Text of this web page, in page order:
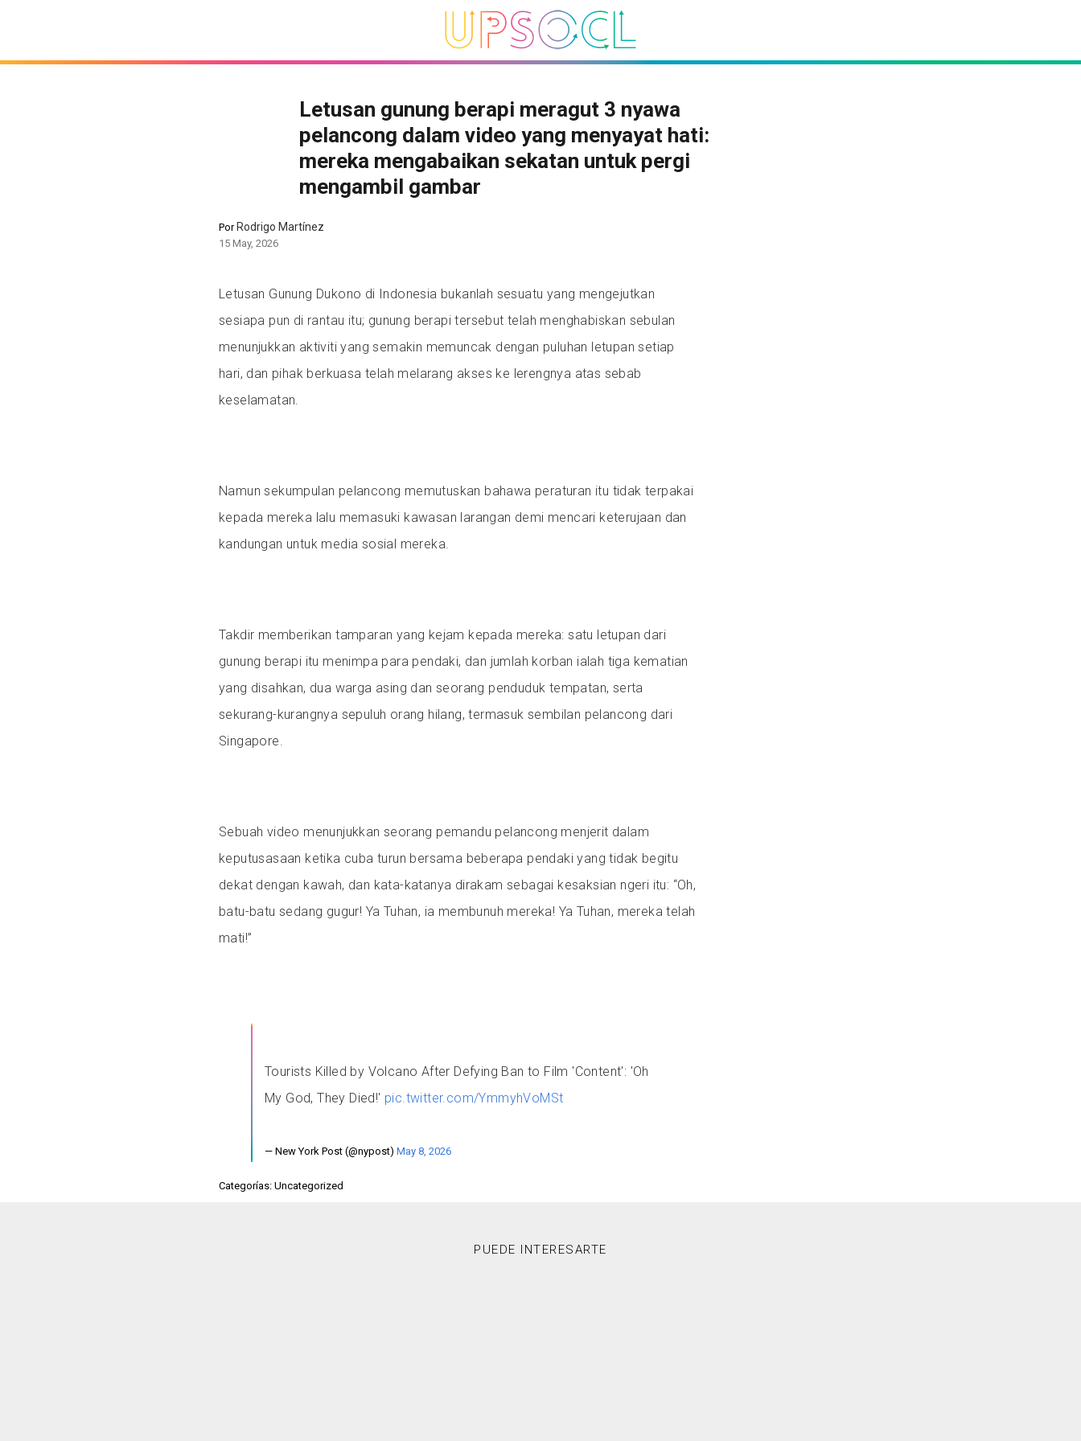
Letusan gunung berapi meragut 3 nyawa
pelancong dalam video yang menyayat hati:
mereka mengabaikan sekatan untuk pergi
mengambil gambar
PorRodrigo Martínez
15 May, 2026
Letusan Gunung Dukono di Indonesia bukanlah sesuatu yang mengejutkan
sesiapa pun di rantau itu; gunung berapi tersebut telah menghabiskan sebulan
menunjukkan aktiviti yang semakin memuncak dengan puluhan letupan setiap
hari, dan pihak berkuasa telah melarang akses ke lerengnya atas sebab
keselamatan.
Namun sekumpulan pelancong memutuskan bahawa peraturan itu tidak terpakai
kepada mereka lalu memasuki kawasan larangan demi mencari keterujaan dan
kandungan untuk media sosial mereka.
Takdir memberikan tamparan yang kejam kepada mereka: satu letupan dari
gunung berapi itu menimpa para pendaki, dan jumlah korban ialah tiga kematian
yang disahkan, dua warga asing dan seorang penduduk tempatan, serta
sekurang-kurangnya sepuluh orang hilang, termasuk sembilan pelancong dari
Singapore.
Sebuah video menunjukkan seorang pemandu pelancong menjerit dalam
keputusasaan ketika cuba turun bersama beberapa pendaki yang tidak begitu
dekat dengan kawah, dan kata-katanya dirakam sebagai kesaksian ngeri itu: “Oh,
batu-batu sedang gugur! Ya Tuhan, ia membunuh mereka! Ya Tuhan, mereka telah
mati!”
Tourists Killed by Volcano After Defying Ban to Film 'Content': 'Oh
My God, They Died!' pic.twitter.com/YmmyhVoMSt
— New York Post (@nypost) May 8, 2026
Categorías: Uncategorized
PUEDE INTERESARTE